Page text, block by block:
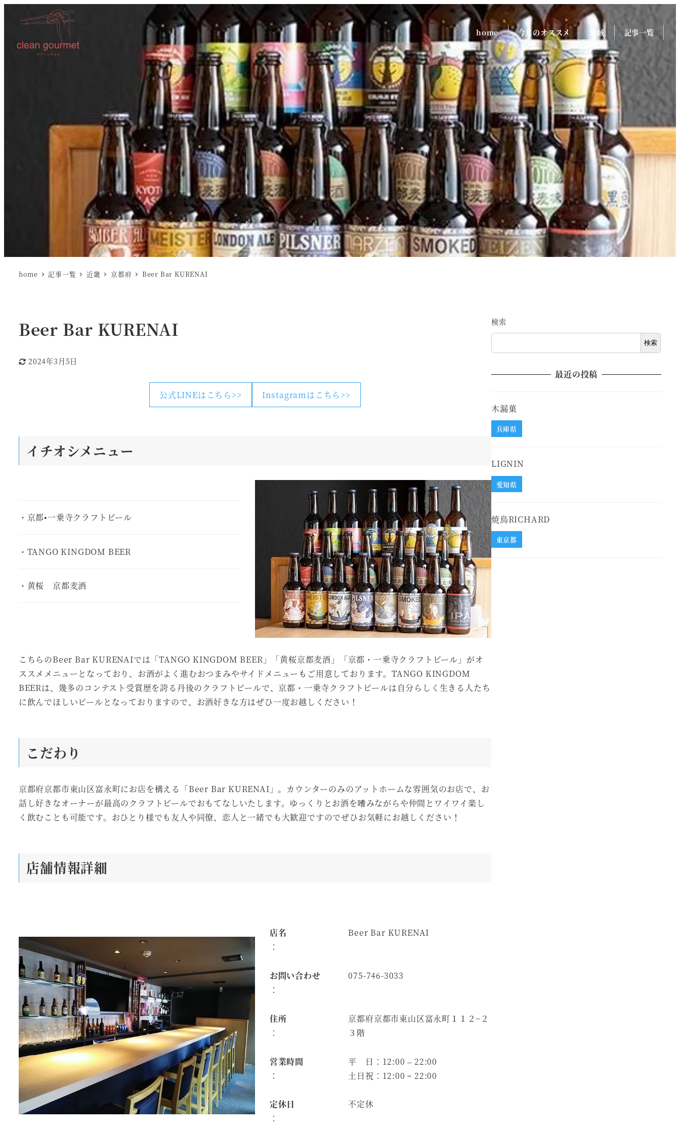
home 今月のオススメ 地域 記事一覧
home 記事一覧 近畿 京都府 Beer Bar KURENAI
Beer Bar KURENAI
更新日
2024年3月5日
公式LINEはこちら>> Instagramはこちら>>
イチオシメニュー
・京都•一乗寺クラフトビール
・TANGO KINGDOM BEER
・黄桜 京都麦酒
こちらのBeer Bar KURENAIでは「TANGO KINGDOM BEER」「黄桜京都麦酒」「京都・一乗寺クラフトビール」がオ
ススメメニューとなっており、お酒がよく進むおつまみやサイドメニューもご用意しております。TANGO KINGDOM
BEERは、幾多のコンテスト受賞歴を誇る丹後のクラフトビールで、京都・一乗寺クラフトビールは自分らしく生きる人たち
に飲んでほしいビールとなっておりますので、お酒好きな方はぜひ一度お越しください！
こだわり
京都府京都市東山区富永町にお店を構える「Beer Bar KURENAI」。カウンターのみのアットホームな雰囲気のお店で、お
話し好きなオーナーが最高のクラフトビールでおもてなしいたします。ゆっくりとお酒を嗜みながらや仲間とワイワイ楽し
く飲むことも可能です。おひとり様でも友人や同僚、恋人と一緒でも大歓迎ですのでぜひお気軽にお越しください！
店舗情報詳細
店名
：
Beer Bar KURENAI
お問い合わせ
：
075-746-3033
住所
：
京都府京都市東山区富永町１１２−２
３階
営業時間
：
平 日：12:00 – 22:00
土日祝：12:00 ｰ 22:00
定休日
：
不定休
検索
検索
最近の投稿
木漏菓
兵庫県
LIGNIN
愛知県
焼鳥RICHARD
東京都